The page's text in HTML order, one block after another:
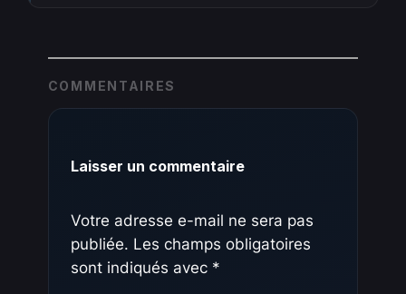
COMMENTAIRES
Laisser un commentaire
Votre adresse e-mail ne sera pas
publiée. Les champs obligatoires
sont indiqués avec *